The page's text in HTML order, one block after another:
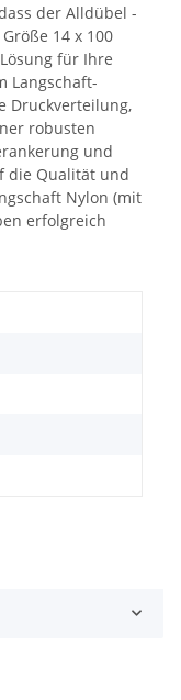
der Alldübel -
14 x 100
für Ihre
Langschaft-
Druckverteilung,
robusten
und
die Qualität und
Nylon (mit
erfolgreich